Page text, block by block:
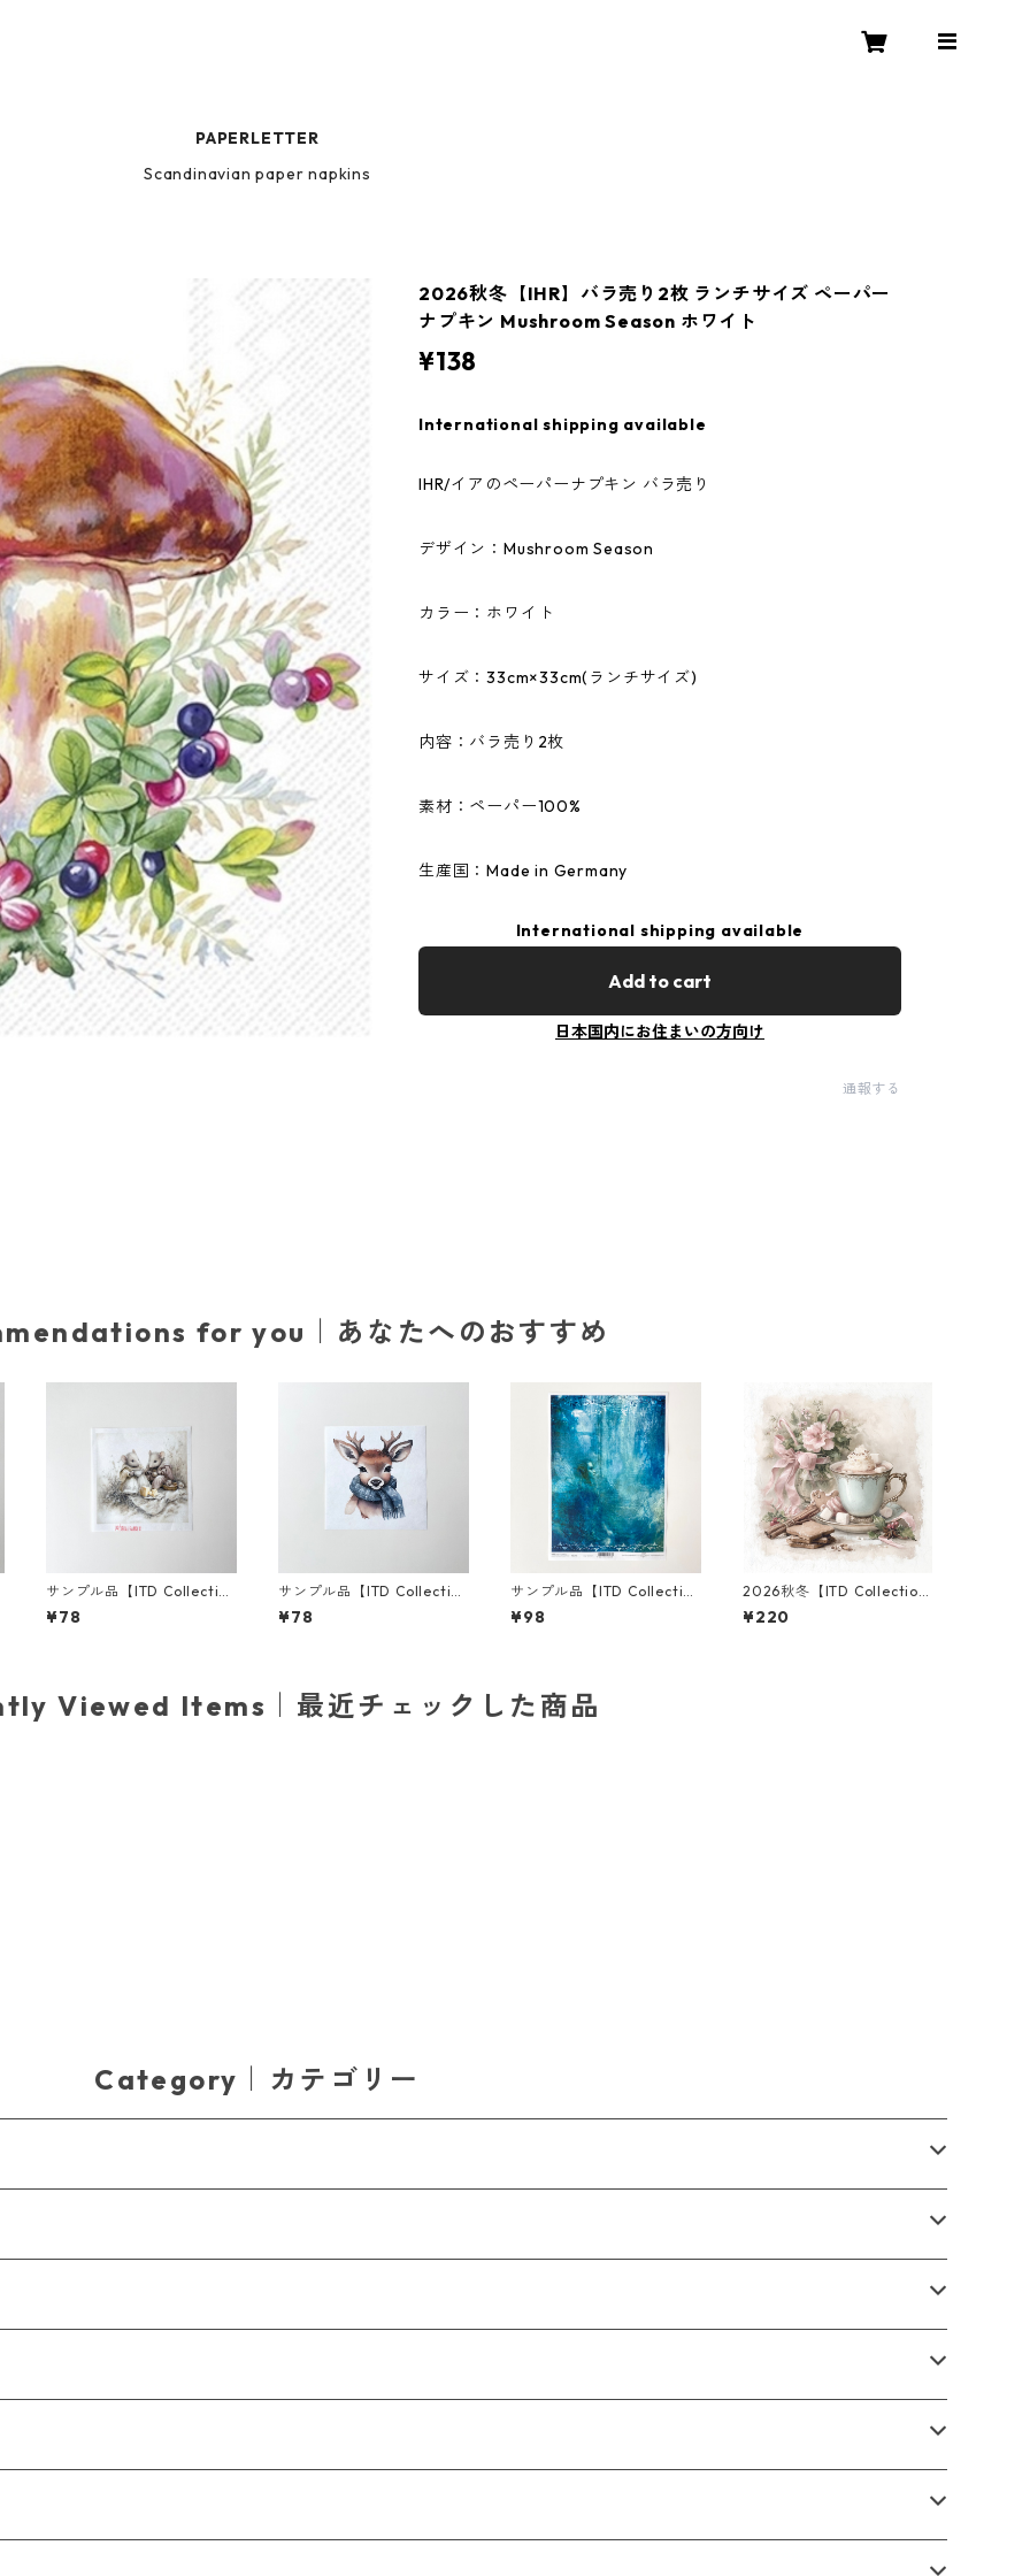
PAPERLETTER
Scandinavian paper napkins
2026秋冬【IHR】バラ売り2枚 ランチサイズ ペーパー
ナプキン Mushroom Season ホワイト
¥138
International shipping available
IHR/イアのペーパーナプキン バラ売り
デザイン：Mushroom Season
カラー：ホワイト
サイズ：33cm×33cm(ランチサイズ)
内容：バラ売り2枚
素材：ペーパー100%
生産国：Made in Germany
International shipping available
Add to cart
日本国内にお住まいの方向け
通報する
for you｜あなたへのおすすめ
サンプル品【ITD Collectio
n】ミニサイズ ライスペーパ
ー RSM2353 デコパージュ
¥78
サンプル品【ITD Collectio
n】ミニサイズ ライスペーパ
ー RSM1052 デコパージュ
¥78
サンプル品【ITD Collectio
n】A4サイズ ライスペーパ
ー R1734 デコパージュ
¥98
2026秋冬【ITD Collectio
n】ミニサイズ ライスペーパ
ー RSM3026 デコパージュ
¥220
Viewed Items｜最近チェックした商品
Category｜カテゴリー